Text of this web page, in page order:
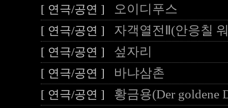
[ 연극/공연 ] 오이디푸스
[ 연극/공연 ] 자객열전Ⅱ(안응칠
[ 연극/공연 ] 섶자리
[ 연극/공연 ] 바냐삼촌
[ 연극/공연 ] 황금용(Der goldene